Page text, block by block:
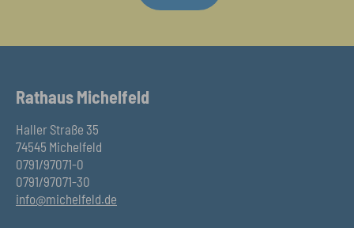
Rathaus Michelfeld
Haller Straße 35
74545 Michelfeld
0791/97071-0
0791/97071-30
info@michelfeld.de